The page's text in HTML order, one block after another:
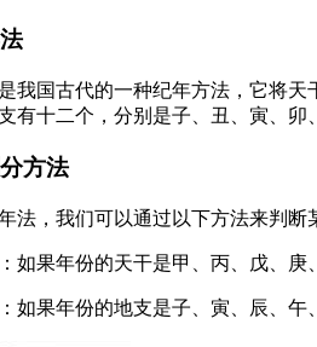
我国古代的一种纪年方法，它将
有十二个，分别是子、丑、寅、卯
方法
法，我们可以通过以下方法来判断
如果年份的天干是甲、丙、戊、庚
如果年份的地支是子、寅、辰、